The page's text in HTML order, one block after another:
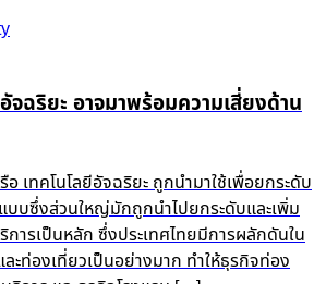
จฉริยะ อาจมาพร้อมความเสี่ยงด้าน
เทคโนโลยีอัจฉริยะ ถูกนำมาใช้เพื่อยกระดับ
บบซึ่งส่วนใหญ่มักถูกนำไปยกระดับและเพิ่ม
ารเป็นหลัก ซึ่งประเทศไทยมีการผลักดันใน
ะท่องเที่ยวเป็นอย่างมาก ทำให้ธุรกิจท่อง